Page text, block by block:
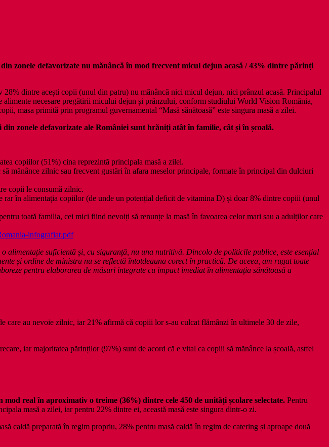
defavorizate nu mănâncă în mod frecvent micul dejun acasă / 43% dintre părinți
dintre acești copii (unul din patru) nu mănâncă nici micul dejun, nici prânzul acasă. Principalul
necesare pregătirii micului dejun și prânzului, conform studiului World Vision România,
masa primită prin programul guvernamental “Masă sănătoasă” este singura masă a zilei.
zonele defavorizate ale României sunt hrăniți atât în familie, cât și în școală.
copiilor (51%) cina reprezintă principala masă a zilei.
mănânce zilnic sau frecvent gustări în afara meselor principale, formate în principal din dulciuri
copii le consumă zilnic.
rar în alimentația copiilor (de unde un potențial deficit de vitamina D) și doar 8% dintre copiii (unul
toată familia, cei mici fiind nevoiți să renunțe la masă în favoarea celor mari sau a adulților care
infografiat.pdf
suficientă și, cu siguranță, nu una nutritivă. Dincolo de politicile publice, este esențial
și ordine de ministru nu se reflectă întotdeauna corect în practică. De aceea, am rugat toate
pentru elaborarea de măsuri integrate cu impact imediat în alimentația sănătoasă a
au nevoie zilnic, iar 21% afirmă că copiii lor s-au culcat flămânzi în ultimele 30 de zile,
iar majoritatea părinților (97%) sunt de acord că e vital ca copiii să mănânce la școală, astfel
real în aproximativ o treime (36%) dintre cele 450 de unități școlare selectate. Pentru
masă a zilei, iar pentru 22% dintre ei, această masă este singura dintr-o zi.
caldă preparată în regim propriu, 28% pentru masă caldă în regim de catering și aproape două